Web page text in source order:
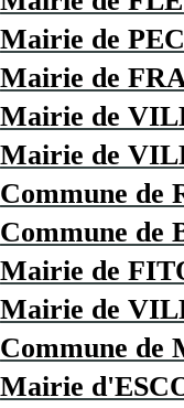
Mairie de
Mairie de
Mairie de
Mairie de
Commune de
Commune de
Mairie de
Mairie de
Commune
Mairie